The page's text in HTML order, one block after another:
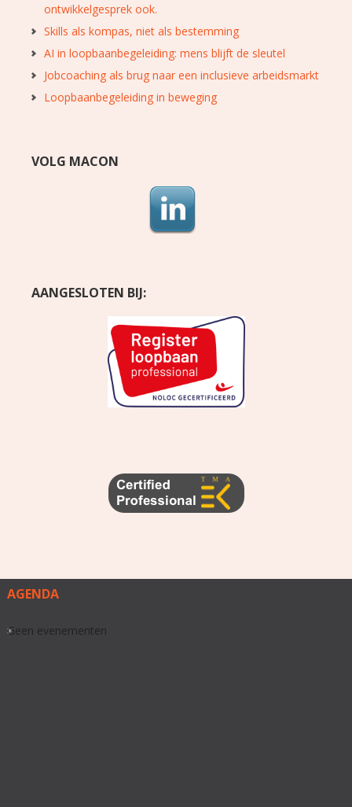
ontwikkelgesprek ook.
Skills als kompas, niet als bestemming
AI in loopbaanbegeleiding: mens blijft de sleutel
Jobcoaching als brug naar een inclusieve arbeidsmarkt
Loopbaanbegeleiding in beweging
VOLG MACON
AANGESLOTEN BIJ:
AGENDA
Geen evenementen